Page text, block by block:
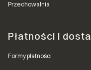
Przechowalnia
Płatności i
Formy płatności